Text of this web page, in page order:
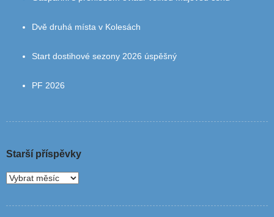
Dvě druhá místa v Kolesách
Start dostihové sezony 2026 úspěšný
PF 2026
Starší příspěvky